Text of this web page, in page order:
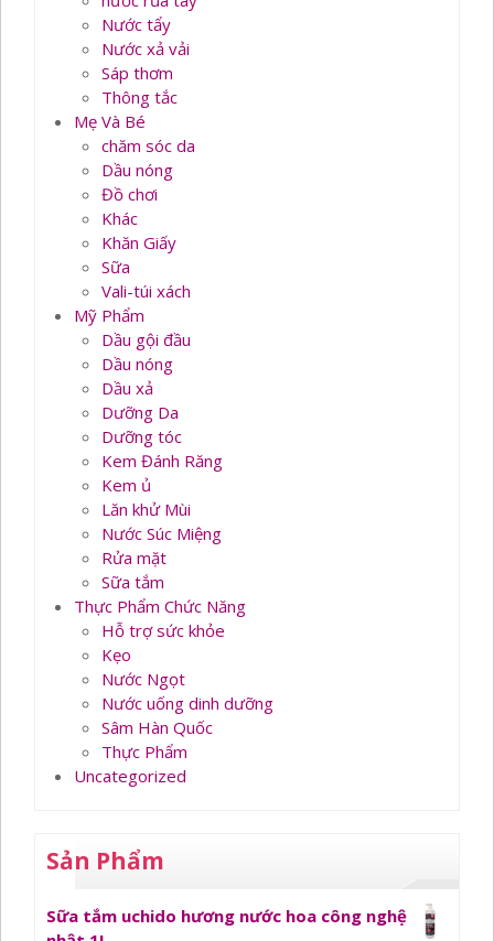
Nước tẩy
Nước xả vải
Sáp thơm
Thông tắc
Mẹ Và Bé
chăm sóc da
Dầu nóng
Đồ chơi
Khác
Khăn Giấy
Sữa
Vali-túi xách
Mỹ Phẩm
Dầu gội đầu
Dầu nóng
Dầu xả
Dưỡng Da
Dưỡng tóc
Kem Đánh Răng
Kem ủ
Lăn khử Mùi
Nước Súc Miệng
Rửa mặt
Sữa tắm
Thực Phẩm Chức Năng
Hỗ trợ sức khỏe
Kẹo
Nước Ngọt
Nước uống dinh dưỡng
Sâm Hàn Quốc
Thực Phẩm
Uncategorized
Sản Phẩm
Sữa tắm uchido hương nước hoa công nghệ